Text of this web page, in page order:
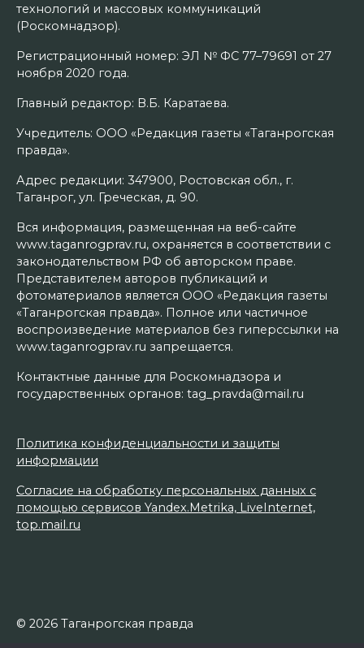
технологий и массовых коммуникаций
(Роскомнадзор).
Регистрационный номер: ЭЛ № ФС 77–79691 от 27
ноября 2020 года.
Главный редактор: В.Б. Каратаева.
Учредитель: ООО «Редакция газеты «Таганрогская
правда».
Адрес редакции: 347900, Ростовская обл., г.
Таганрог, ул. Греческая, д. 90.
Вся информация, размещенная на веб-сайте
www.taganrogprav.ru, охраняется в соответствии с
законодательством РФ об авторском праве.
Представителем авторов публикаций и
фотоматериалов является ООО «Редакция газеты
«Таганрогская правда». Полное или частичное
воспроизведение материалов без гиперссылки на
www.taganrogprav.ru запрещается.
Контактные данные для Роскомнадзора и
государственных органов: tag_pravda@mail.ru
Политика конфиденциальности и защиты
информации
Согласие на обработку персональных данных с
помощью сервисов Yandex.Metrika, LiveInternet,
top.mail.ru
© 2026 Таганрогская правда